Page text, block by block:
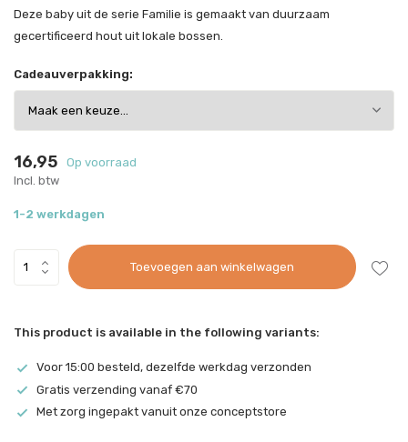
Deze baby uit de serie Familie is gemaakt van duurzaam
gecertificeerd hout uit lokale bossen.
Cadeauverpakking:
16,95
Op voorraad
Incl. btw
1-2 werkdagen
Toevoegen aan winkelwagen
This product is available in the following variants:
Voor 15:00 besteld, dezelfde werkdag verzonden
Gratis verzending vanaf €70
Met zorg ingepakt vanuit onze conceptstore